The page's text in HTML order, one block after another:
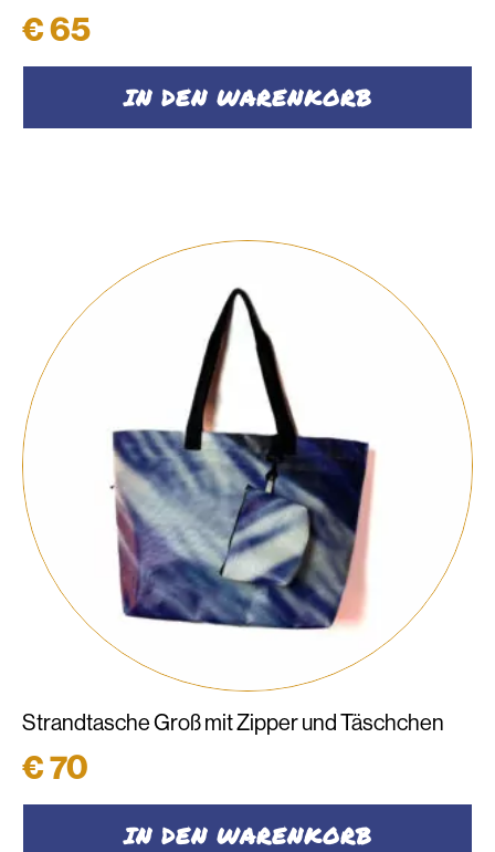
€65
IN DEN WARENKORB
Strandtasche Groß mit Zipper und Täschchen
€70
IN DEN WARENKORB